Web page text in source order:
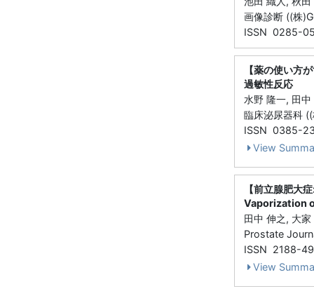
画像診断 ((株
ISSN 0285-
【薬の使い
過敏性反応
水野 隆一, 田
臨床泌尿器科
ISSN 0385-
View
【前立腺肥大
Vaporization
田中 伸之, 大家
Prostate
ISSN 2188-
View